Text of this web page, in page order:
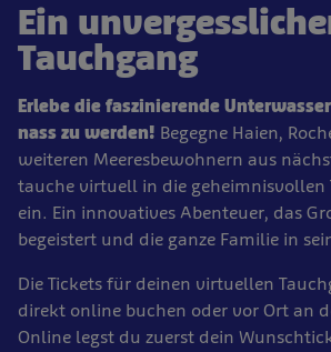
Ein
Tauchgang
Erlebe die faszinierende
nass zu werden! Begegne Haien,
weiteren Meeresbewohnern aus
tauche virtuell in die geheimnisvollen
ein. Ein innovatives Abenteuer, das
begeistert und die ganze Familie in
Die Tickets für deinen virtuellen
direkt online buchen oder vor Ort an
Online legst du zuerst dein